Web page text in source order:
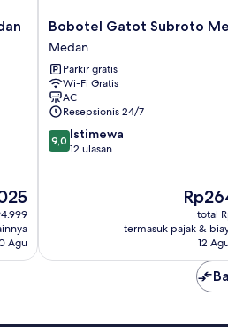
Agu
Bobotel
Gatot
Subroto
Medan
Medan
Bobotel Gatot Subroto
Medan
Parkir gratis
Wi-Fi Gratis
AC
Resepsionis 24/7
9.0
dari
9,0 Istimewa
12 ulasan
Harga
total
termasuk pajak &
12